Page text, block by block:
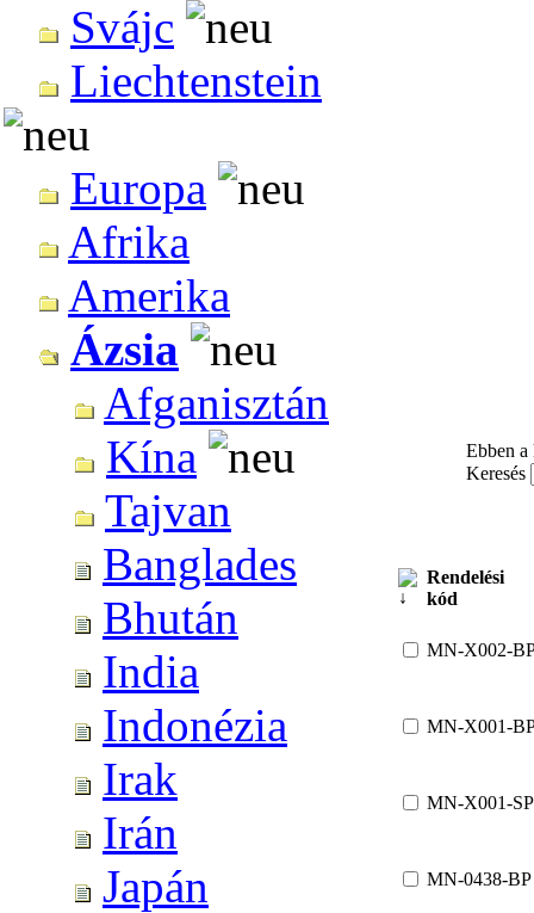
Svájc
Liechtenstein
Europa
Afrika
Amerika
Ázsia
Afganisztán
Kína
Tajvan
Banglades
Bhután
India
Indonézia
Irak
Irán
Japán
Ebben a
Keresés
Rendelési
kód
MN-X002-
MN-X001-
MN-X001-SP
MN-0438-BP